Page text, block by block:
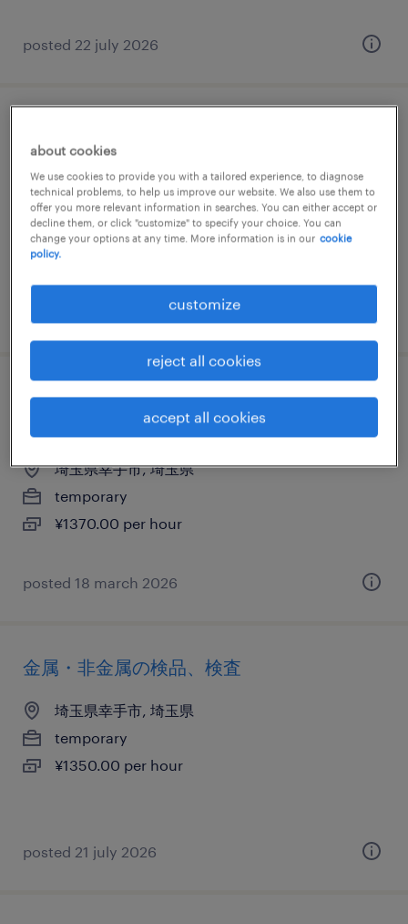
posted 22 july 2026
埼玉県幸手市, 埼玉県
temporary
¥1500.00 per hour
物流・ロジスティクスのフォークリフト、
仕分け・ピッキング・梱包、入出荷
埼玉県幸手市, 埼玉県
temporary
¥1370.00 per hour
posted 18 march 2026
金属・非金属の検品、検査
埼玉県幸手市, 埼玉県
temporary
¥1350.00 per hour
posted 21 july 2026
about cookies
We use cookies to provide you with a tailored experience, to diagnose
technical problems, to help us improve our website. We also use them to
offer you more relevant information in searches. You can either accept or
decline them, or click "customize" to specify your choice. You can
change your options at any time. More information is in our cookie
policy.
customize
reject all cookies
accept all cookies